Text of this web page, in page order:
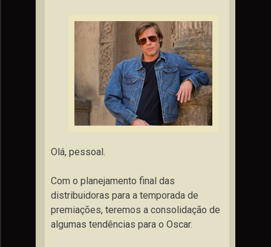
Olá, pessoal.
Com o planejamento final das
distribuidoras para a temporada de
premiações, teremos a consolidação de
algumas tendências para o Oscar.